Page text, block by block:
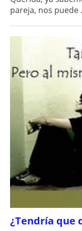
pareja, nos puede
¿Tendría que